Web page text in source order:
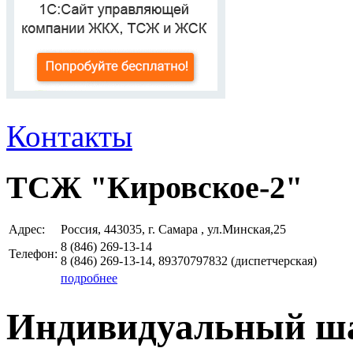
Контакты
ТСЖ "Кировское-2"
Адрес:
Россия, 443035, г. Самара , ул.Минская,25
Телефон:
8 (846) 269-13-14
8 (846) 269-13-14, 89370797832 (диспетчерская)
подробнее
Индивидуальный